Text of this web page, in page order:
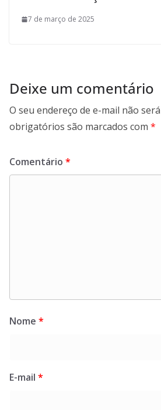
7 de março de 2025
Deixe um comentário
O seu endereço de e-mail não
obrigatórios são marcados com *
Comentário *
Nome *
E-mail *